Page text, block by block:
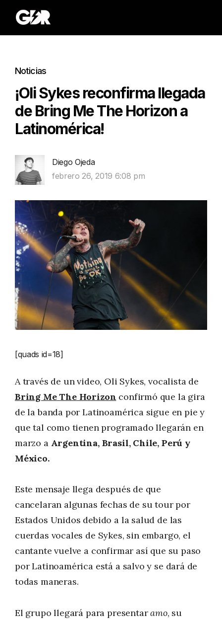
Noticias
¡Oli Sykes reconfirma llegada
de Bring Me The Horizon a
Latinomérica!
Diego Ojeda
febrero 26, 2019 6:08 pm
[quads id=18]
A través de un video, Oli Sykes, vocalista de
Bring Me The Horizon confirmó que la gira
de la banda por Latinoamérica sigue en pie y
que tal como tienen programado llegarán en
marzo a Argentina, Brasil, Chile, Perú y
México.
Este mensaje llega después de que
cancelaran algunas fechas de su tour por
Estados Unidos debido a la salud de las
cuerdas vocales de Sykes, sin embargo, el
cantante vuelve a confirmar así que su paso
por Latinoamérica está a salvo y se dará de
todas maneras.
El grupo llegará para presentaramo, su